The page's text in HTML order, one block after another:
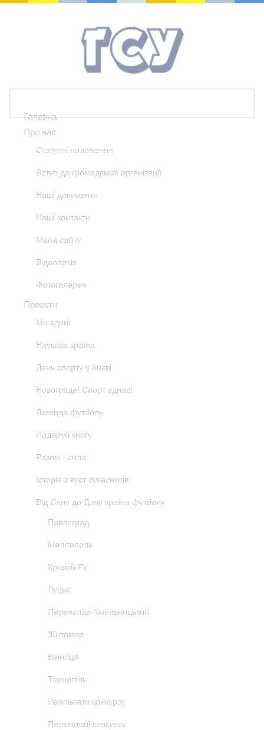
Головна
Про нас
Статутні положення
Вступ до громадської організації
Наші документи
Наші контакти
Мапа сайту
Відеоархів
Фотогалерея
Проекти
Ми єдині
Наукова країна
День спорту у Києві
Новограде! Спорт єднає!
Легенда футболу
Подаруй книгу
Разом - сила
Історія з вуст сучасників
Від Сяну до Дону країна футболу
Павлоград
Мелітополь
Кривий Ріг
Луцьк
Переяслав-Хмельницький
Житомир
Вінниця
Тернопіль
Результати конкурсу
Переможці конкурсу